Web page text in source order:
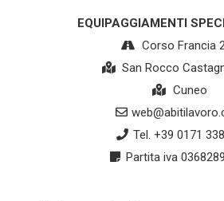
EQUIPAGGIAMENTI
Corso Francia
San Rocco
Cuneo
Tel. +39 0171
Partita iva